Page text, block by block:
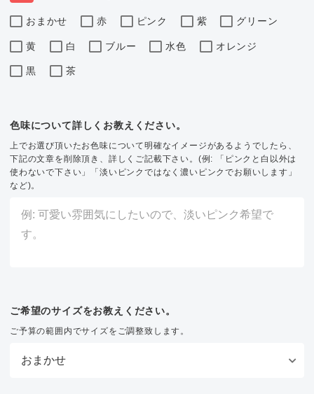
おまかせ 赤 ピンク 紫 グリーン
黄 白 ブルー 水色 オレンジ
黒 茶
色味について詳しくお教えください。
上でお選び頂いたお色味について明確なイメージがあるようでしたら、
下記の文章を削除頂き、詳しくご記載下さい。(例: 「ピンクと白以外は
使わないで下さい」「淡いピンクではなく濃いピンクでお願いします」
など)。
ご希望のサイズをお教えください。
ご予算の範囲内でサイズをご調整致します。